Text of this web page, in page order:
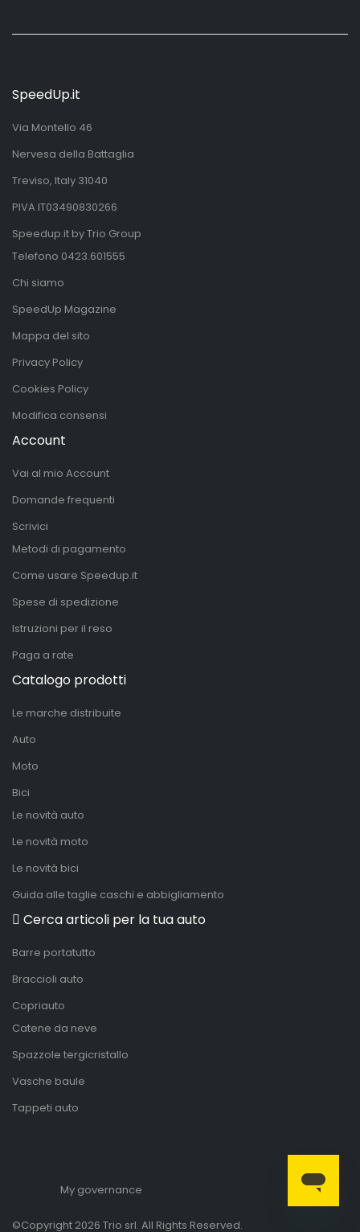
SpeedUp.it
Via Montello 46
Nervesa della Battaglia
Treviso, Italy 31040
PIVA IT03490830266
Speedup.it by Trio Group
Telefono 0423.601555
Chi siamo
SpeedUp Magazine
Mappa del sito
Privacy Policy
Cookies Policy
Modifica consensi
Account
Vai al mio Account
Domande frequenti
Scrivici
Metodi di pagamento
Come usare Speedup.it
Spese di spedizione
Istruzioni per il reso
Paga a rate
Catalogo prodotti
Le marche distribuite
Auto
Moto
Bici
Le novità auto
Le novità moto
Le novità bici
Guida alle taglie caschi e abbigliamento
Cerca articoli per la tua auto
Barre portatutto
Braccioli auto
Copriauto
Catene da neve
Spazzole tergicristallo
Vasche baule
Tappeti auto
My governance
©Copyright 2026 Trio srl. All Rights Reserved.